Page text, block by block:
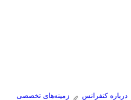
درباره کنفرانس زمینه‌های تخصصی